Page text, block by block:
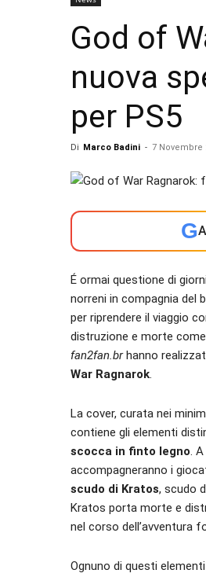
God of
nuova
per PS5
Di Marco Badini - 7 Novembre
G
É ormai questione di
norreni in compagnia del
per riprendere il viaggio
distruzione e morte
fan2fan.brhanno
War Ragnarok.
La cover, curata nei
contiene gli elementi
scocca in finto legno.
accompagneranno i
scudo di Kratos, scudo
Kratos porta morte e
nel corso dell’avventura
Ognuno di questi